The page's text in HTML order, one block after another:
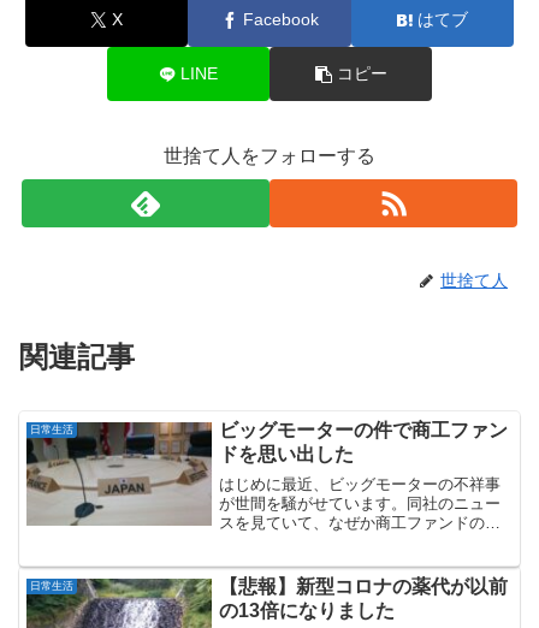
X Facebook はてブ
LINE コピー
世捨て人をフォローする
世捨て人
関連記事
日常生活
ビッグモーターの件で商工ファン
ドを思い出した
はじめに最近、ビッグモーターの不祥事
が世間を騒がせています。同社のニュー
スを見ていて、なぜか商工ファンドのこ
ン業者として、一時は飛ぶ鳥を落とす勢
いでしたが、強引な取り立...
日常生活
【悲報】新型コロナの薬代が以前
の13倍になりました